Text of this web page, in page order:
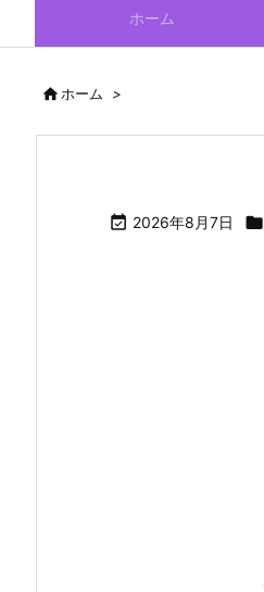
ホーム
ホーム >
 2026年8月7日 